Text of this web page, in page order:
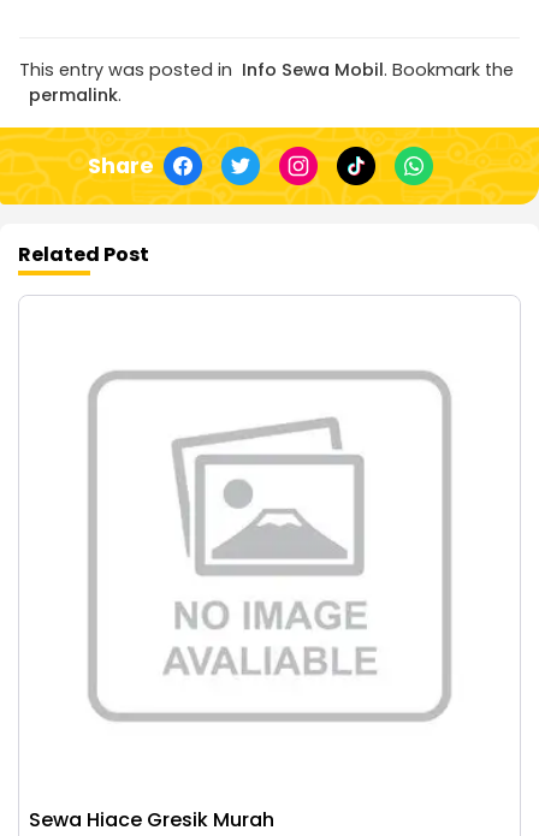
This entry was posted in Info Sewa Mobil. Bookmark the
permalink.
Share
Related Post
Sewa Hiace Gresik Murah